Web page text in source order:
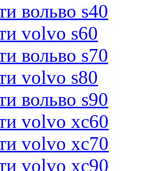
вольво s40
volvo s60
вольво s70
volvo s80
вольво s90
volvo xc60
volvo xc70
volvo xc90